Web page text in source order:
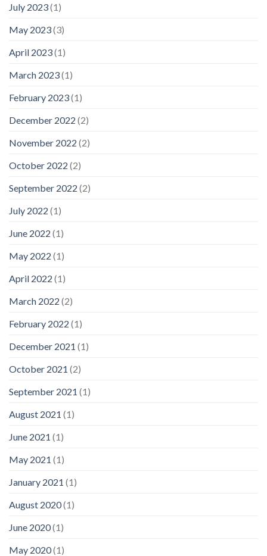
July 2023(1)
May 2023(3)
April 2023(1)
March 2023(1)
February 2023(1)
December 2022 (2)
November 2022 (2)
October 2022 (2)
September 2022 (2)
July 2022 (1)
June 2022 (1)
May 2022 (1)
April 2022 (1)
March 2022 (2)
February 2022 (1)
December 2021 (1)
October 2021 (2)
September 2021 (1)
August 2021 (1)
June 2021 (1)
May 2021 (1)
January 2021 (1)
August 2020(1)
June 2020(1)
May 2020(1)